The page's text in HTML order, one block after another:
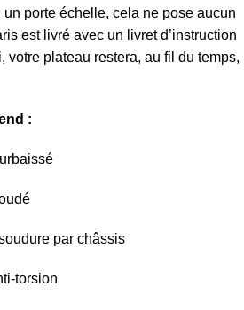
porte échelle, cela ne pose aucun
est livré avec un livret d’instruction
votre plateau restera, au fil du temps,
:
par châssis
torsion